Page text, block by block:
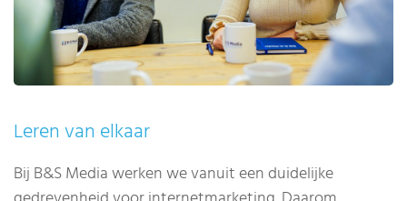
Leren van elkaar
Bij B&S Media werken we vanuit een duidelijke